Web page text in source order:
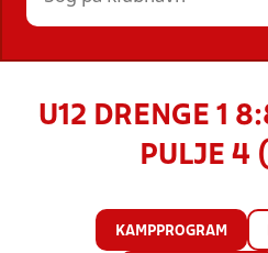
U12 DRENGE 1
PULJE 4
KAMPPROGRAM